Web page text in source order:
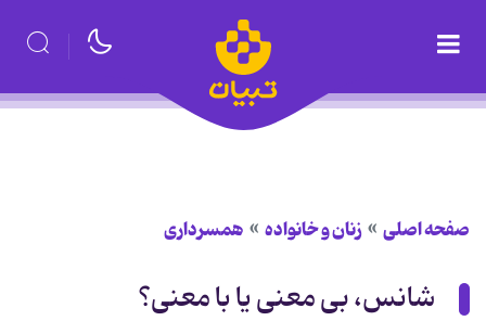
صفحه اصلی زنان و خانواده همسرداری
شانس، بی معنی یا با معنی؟